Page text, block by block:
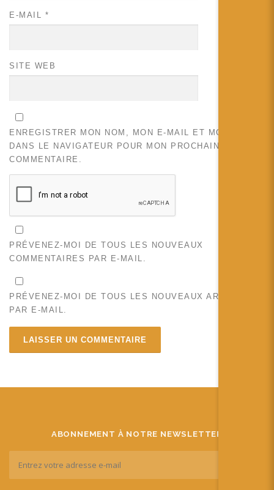
E-MAIL *
SITE WEB
ENREGISTRER MON NOM, MON E-MAIL ET MON SITE
DANS LE NAVIGATEUR POUR MON PROCHAIN
COMMENTAIRE.
PRÉVENEZ-MOI DE TOUS LES NOUVEAUX
COMMENTAIRES PAR E-MAIL.
PRÉVENEZ-MOI DE TOUS LES NOUVEAUX ARTICLES
PAR E-MAIL.
ABONNEMENT À NOTRE NEWSLETTER